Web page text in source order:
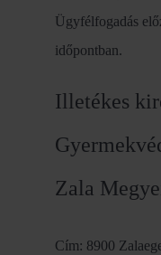
Ügyfélfogadás
időpontban.
Illetékes
Zala
Cím: 8900